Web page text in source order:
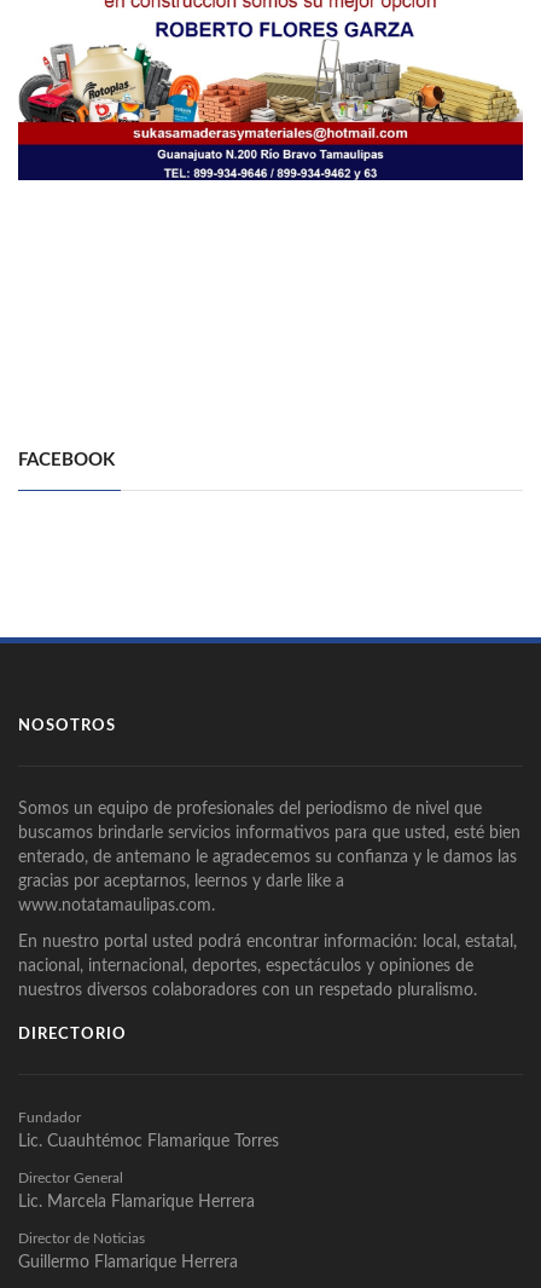
FACEBOOK
NOSOTROS
Somos un equipo de profesionales del periodismo de nivel que
buscamos brindarle servicios informativos para que usted, esté bien
enterado, de antemano le agradecemos su confianza y le damos las
gracias por aceptarnos, leernos y darle like a
www.notatamaulipas.com.
En nuestro portal usted podrá encontrar información: local, estatal,
nacional, internacional, deportes, espectáculos y opiniones de
nuestros diversos colaboradores con un respetado pluralismo.
DIRECTORIO
Fundador
Lic. Cuauhtémoc Flamarique Torres
Director General
Lic. Marcela Flamarique Herrera
Director de Noticias
Guillermo Flamarique Herrera